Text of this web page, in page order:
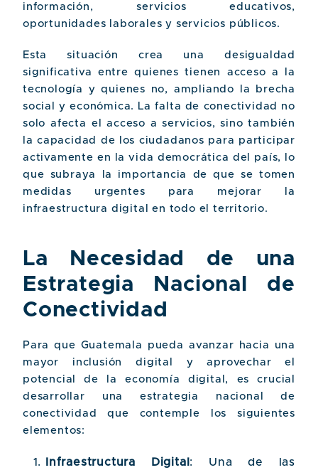
información, servicios educativos,
oportunidades laborales y servicios públicos.
Esta situación crea una desigualdad
significativa entre quienes tienen acceso a la
tecnología y quienes no, ampliando la brecha
social y económica. La falta de conectividad no
solo afecta el acceso a servicios, sino también
la capacidad de los ciudadanos para participar
activamente en la vida democrática del país, lo
que subraya la importancia de que se tomen
medidas urgentes para mejorar la
infraestructura digital en todo el territorio.
La Necesidad de una
Estrategia Nacional de
Conectividad
Para que Guatemala pueda avanzar hacia una
mayor inclusión digital y aprovechar el
potencial de la economía digital, es crucial
desarrollar una estrategia nacional de
conectividad que contemple los siguientes
elementos:
Infraestructura Digital : Una de las